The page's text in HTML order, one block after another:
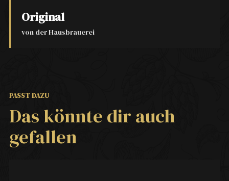
Original
von der Hausbrauerei
PASST DAZU
Das könnte dir auch
gefallen